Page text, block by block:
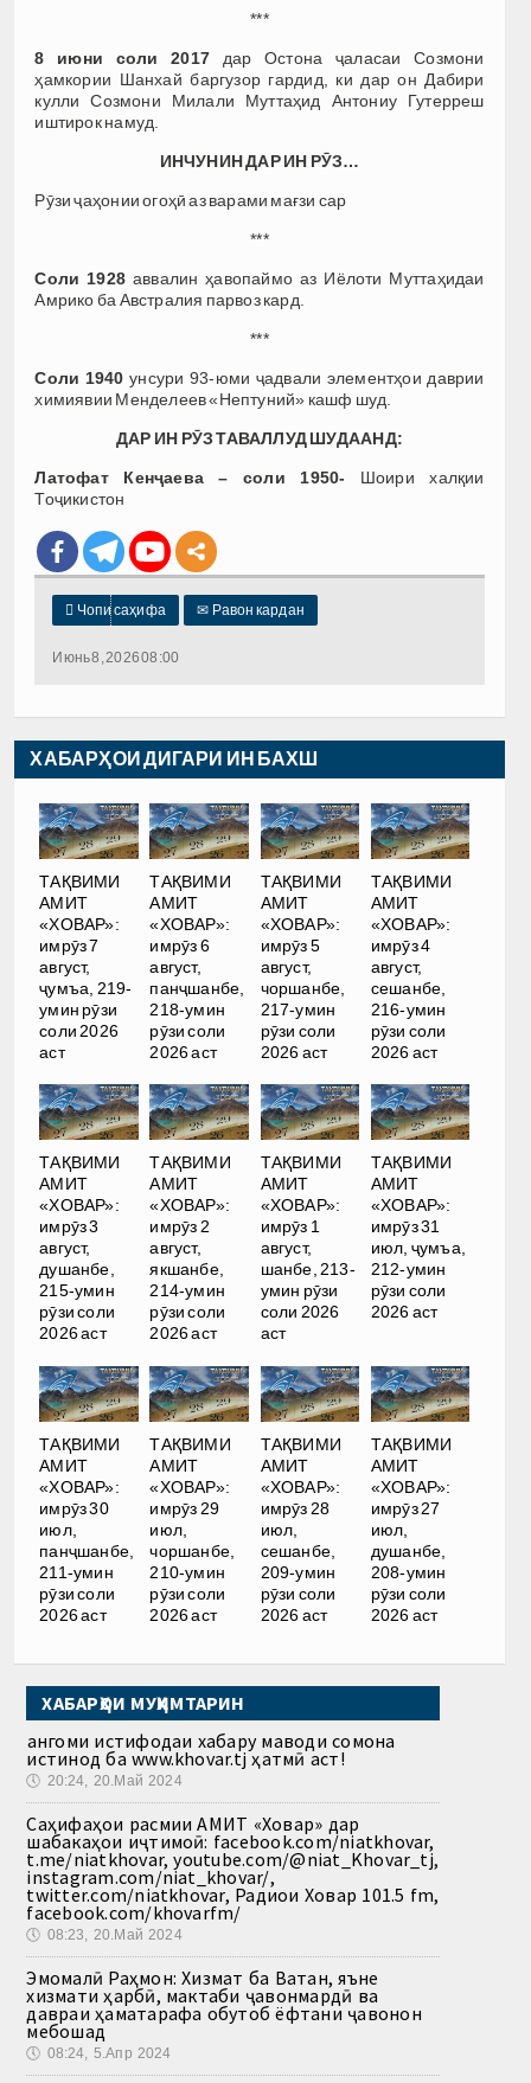
***
8 июни соли 2017 дар Остона ҷаласаи Созмони
ҳамкории Шанхай баргузор гардид, ки дар он Дабири
кулли Созмони Милали Муттаҳид Антониу Гутерреш
иштирок намуд.
ИНЧУНИН ДАР ИН РӮЗ…
Рӯзи ҷаҳонии огоҳӣ аз варами мағзи сар
***
Соли 1928аввалин ҳавопаймо аз Иёлоти Муттаҳидаи
Амрико ба Австралия парвоз кард.
***
Соли 1940 унсури 93-юми ҷадвали элементҳои даврии
химиявии Менделеев «Нептуний» кашф шуд.
ДАР ИН РӮЗ ТАВАЛЛУД ШУДААНД:
Латофат Кенҷаева – соли 1950- Шоири халқии
Тоҷикистон
 Чопи саҳифа ✉ Равон кардан
Июнь 8, 2026 08:00
ХАБАРҲОИ ДИГАРИ ИН БАХШ
ТАҚВИМИ
АМИТ
«ХОВАР»:
имрӯз 7
август,
ҷумъа, 219-
умин рӯзи
соли 2026
аст
ТАҚВИМИ
АМИТ
«ХОВАР»:
имрӯз 6
август,
панҷшанбе,
218-умин
рӯзи соли
2026 аст
ТАҚВИМИ
АМИТ
«ХОВАР»:
имрӯз 5
август,
чоршанбе,
217-умин
рӯзи соли
2026 аст
ТАҚВИМИ
АМИТ
«ХОВАР»:
имрӯз 4
август,
сешанбе,
216-умин
рӯзи соли
2026 аст
ТАҚВИМИ
АМИТ
«ХОВАР»:
имрӯз 3
август,
душанбе,
215-умин
рӯзи соли
2026 аст
ТАҚВИМИ
АМИТ
«ХОВАР»:
имрӯз 2
август,
якшанбе,
214-умин
рӯзи соли
2026 аст
ТАҚВИМИ
АМИТ
«ХОВАР»:
имрӯз 1
август,
шанбе, 213-
умин рӯзи
соли 2026
аст
ТАҚВИМИ
АМИТ
«ХОВАР»:
имрӯз 31
июл, ҷумъа,
212-умин
рӯзи соли
2026 аст
ТАҚВИМИ
АМИТ
«ХОВАР»:
имрӯз 30
июл,
панҷшанбе,
211-умин
рӯзи соли
2026 аст
ТАҚВИМИ
АМИТ
«ХОВАР»:
имрӯз 29
июл,
чоршанбе,
210-умин
рӯзи соли
2026 аст
ТАҚВИМИ
АМИТ
«ХОВАР»:
имрӯз 28
июл,
сешанбе,
209-умин
рӯзи соли
2026 аст
ТАҚВИМИ
АМИТ
«ХОВАР»:
имрӯз 27
июл,
душанбе,
208-умин
рӯзи соли
2026 аст
ХАБАРҲОИ МУҲИМТАРИН
Ҳангоми истифодаи хабару маводи сомона
истинод ба www.khovar.tj ҳатмӣ аст!
🕔 20:24, 20.Май 2024
Саҳифаҳои расмии АМИТ «Ховар» дар
шабакаҳои иҷтимоӣ: facebook.com/niatkhovar,
t.me/niatkhovar, youtube.com/@niat_Khovar_tj,
instagram.com/niat_khovar/,
twitter.com/niatkhovar, Радиои Ховар 101.5 fm,
facebook.com/khovarfm/
🕔 08:23, 20.Май 2024
Эмомалӣ Раҳмон: Хизмат ба Ватан, яъне
хизмати ҳарбӣ, мактаби ҷавонмардӣ ва
давраи ҳаматарафа обутоб ёфтани ҷавонон
мебошад
🕔 08:24, 5.Апр 2024